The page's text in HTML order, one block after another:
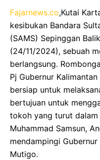
Fajarnews.co,Kutai
kesibukan Bandara
(SAMS) Sepinggan
(24/11/2024), sebuah
berlangsung.
Pj Gubernur
bersiap untuk
bertujuan untuk
tokoh yang turut dalam
Muhammad Samsun,
mendampingi
Mutigo.